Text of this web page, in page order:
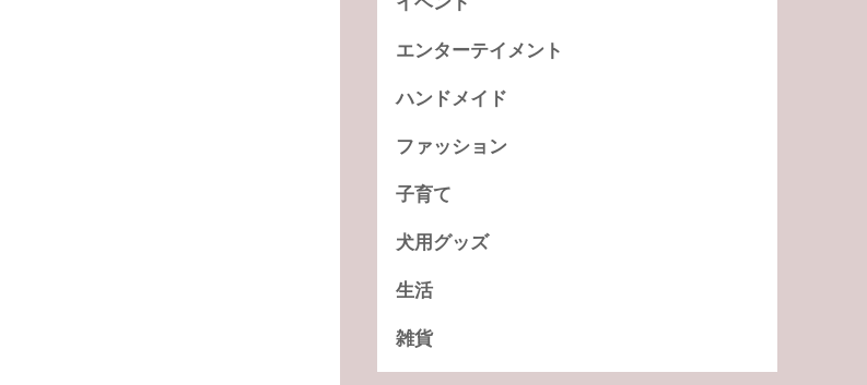
エンターテイメント
ハンドメイド
ファッション
子育て
犬用グッズ
生活
雑貨